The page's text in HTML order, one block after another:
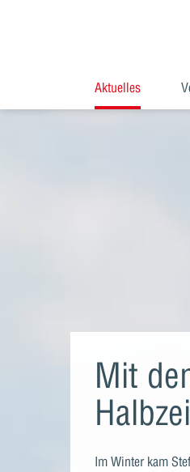
Aktuelles
Mit
Im Winter kam